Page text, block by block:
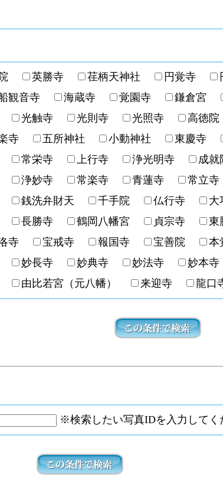
英勝寺 荏柄天神社 円覚寺
観音寺 海蔵寺 覚園寺
鎌倉宮
光触寺 光則寺 光照寺
高徳
寺 五所神社 小動神社
東慶寺
常栄寺 上行寺 浄光明寺
成
浄妙寺 常楽寺 青蓮寺
常立
銭洗弁財天 千手院 仏行寺
長勝寺 鶴岡八幡宮 貞宗寺
寺 宝戒寺 報国寺 宝善院
妙長寺 妙典寺 妙法寺
妙本
由比若宮（元八幡） 来迎寺 龍
※検索したい写真IDを入力してく